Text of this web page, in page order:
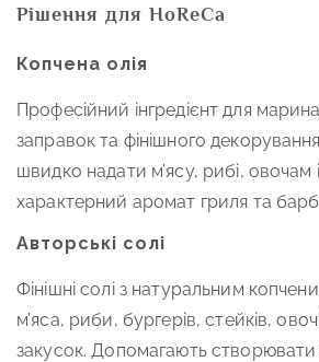
Рішення для HoReCa
Копчена олія
Професійний інгредієнт для
заправок та фінішного
швидко надати м’ясу, рибі, овочам
характерний аромат гриля та
Авторські солі
Фінішні солі з натуральним
м’яса, риби, бургерів, стейків,
закусок. Допомагають створювати